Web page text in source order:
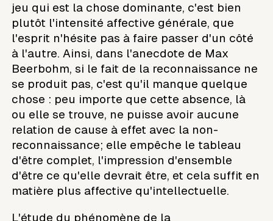
jeu qui est la chose dominante, c'est bien
plutôt l'intensité affective générale, que
l'esprit n'hésite pas à faire passer d'un côté
à l'autre. Ainsi, dans l'anecdote de Max
Beerbohm, si le fait de la reconnaissance ne
se produit pas, c'est qu'il manque quelque
chose : peu importe que cette absence, là
ou elle se trouve, ne puisse avoir aucune
relation de cause à effet avec la non-
reconnaissance; elle empêche le tableau
d'être complet, l'impression d'ensemble
d'être ce qu'elle devrait être, et cela suffit en
matière plus affective qu'intellectuelle.
L'étude du phénomène de la